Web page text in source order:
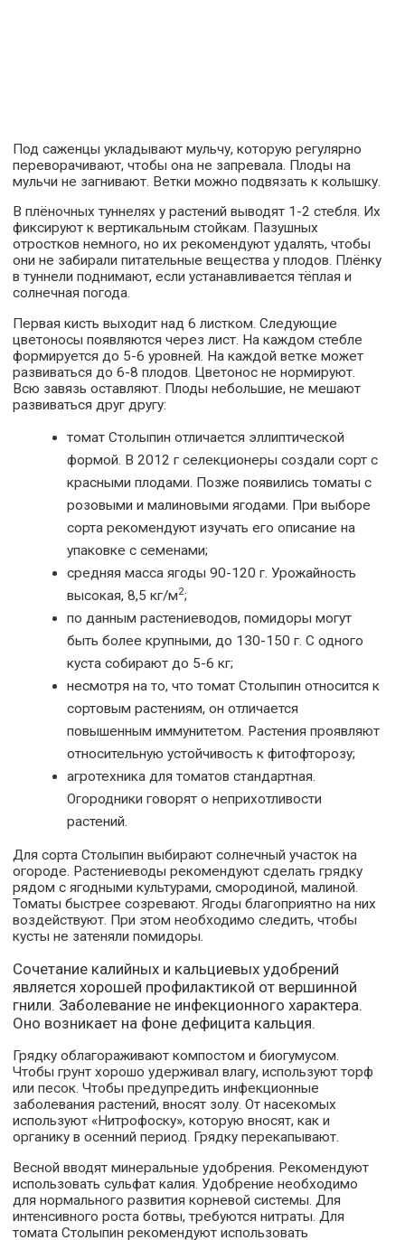
Под саженцы укладывают мульчу, которую регулярно
переворачивают, чтобы она не запревала. Плоды на
мульчи не загнивают. Ветки можно подвязать к колышку.
В плёночных туннелях у растений выводят 1-2 стебля. Их
фиксируют к вертикальным стойкам. Пазушных
отростков немного, но их рекомендуют удалять, чтобы
они не забирали питательные вещества у плодов. Плёнку
в туннели поднимают, если устанавливается тёплая и
солнечная погода.
Первая кисть выходит над 6 листком. Следующие
цветоносы появляются через лист. На каждом стебле
формируется до 5-6 уровней. На каждой ветке может
развиваться до 6-8 плодов. Цветонос не нормируют.
Всю завязь оставляют. Плоды небольшие, не мешают
развиваться друг другу:
томат Столыпин отличается эллиптической
формой. В 2012 г селекционеры создали сорт с
красными плодами. Позже появились томаты с
розовыми и малиновыми ягодами. При выборе
сорта рекомендуют изучать его описание на
упаковке с семенами;
средняя масса ягоды 90-120 г. Урожайность
высокая, 8,5 кг/м2;
по данным растениеводов, помидоры могут
быть более крупными, до 130-150 г. С одного
куста собирают до 5-6 кг;
несмотря на то, что томат Столыпин относится к
сортовым растениям, он отличается
повышенным иммунитетом. Растения проявляют
относительную устойчивость к фитофторозу;
агротехника для томатов стандартная.
Огородники говорят о неприхотливости
растений.
Для сорта Столыпин выбирают солнечный участок на
огороде. Растениеводы рекомендуют сделать грядку
рядом с ягодными культурами, смородиной, малиной.
Томаты быстрее созревают. Ягоды благоприятно на них
воздействуют. При этом необходимо следить, чтобы
кусты не затеняли помидоры.
Сочетание калийных и кальциевых удобрений
является хорошей профилактикой от вершинной
гнили. Заболевание не инфекционного характера.
Оно возникает на фоне дефицита кальция.
Грядку облагораживают компостом и биогумусом.
Чтобы грунт хорошо удерживал влагу, используют торф
или песок. Чтобы предупредить инфекционные
заболевания растений, вносят золу. От насекомых
используют «Нитрофоску», которую вносят, как и
органику в осенний период. Грядку перекапывают.
Весной вводят минеральные удобрения. Рекомендуют
использовать сульфат калия. Удобрение необходимо
для нормального развития корневой системы. Для
интенсивного роста ботвы, требуются нитраты. Для
томата Столыпин рекомендуют использовать